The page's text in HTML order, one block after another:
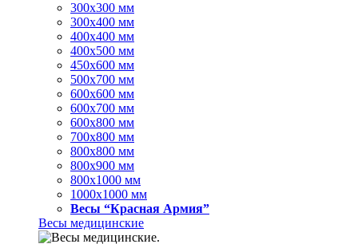
300х300 мм
300х400 мм
400х400 мм
400х500 мм
450х600 мм
500х700 мм
600х600 мм
600х700 мм
600х800 мм
700х800 мм
800х800 мм
800х900 мм
800х1000 мм
1000х1000 мм
Весы “Красная Армия”
Весы медицинские